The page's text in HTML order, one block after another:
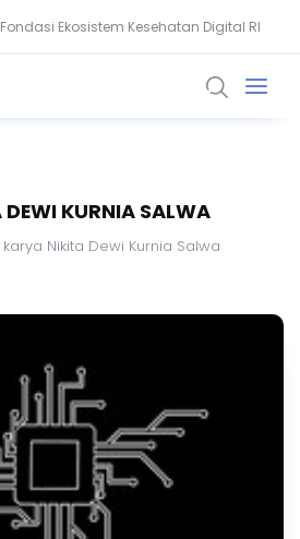
Ekosistem Kesehatan Digital RI
Ini Penyebab dan Cara Mengatasinya
KURNIA SALWA
Nikita Dewi Kurnia Salwa